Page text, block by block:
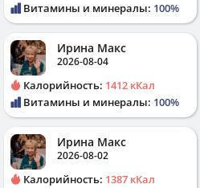
Витамины и минералы: 100%
Ирина Макс
2026-08-04
Калорийность: 1412 кКал
Витамины и минералы: 100%
Ирина Макс
2026-08-02
Калорийность: 1387 кКал